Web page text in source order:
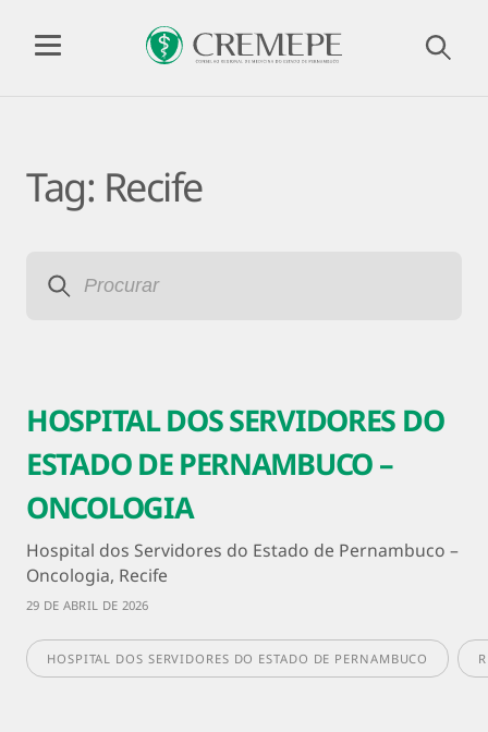
Tag: Recife
HOSPITAL DOS SERVIDORES DO
ESTADO DE PERNAMBUCO –
ONCOLOGIA
Hospital dos Servidores do Estado de Pernambuco –
Oncologia, Recife
29 DE ABRIL DE 2026
HOSPITAL DOS SERVIDORES DO ESTADO DE PERNAMBUCO